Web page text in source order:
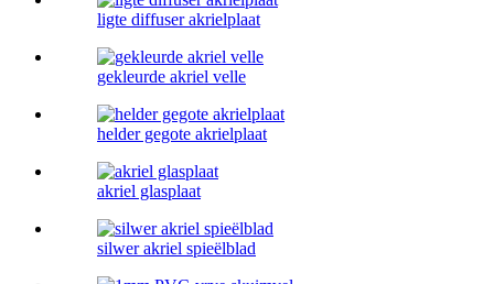
ligte diffuser akrielplaat
gekleurde akriel velle
helder gegote akrielplaat
akriel glasplaat
silwer akriel spieëlblad